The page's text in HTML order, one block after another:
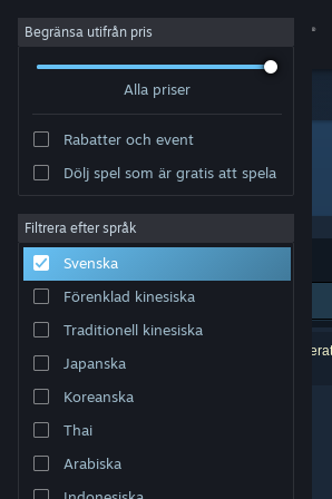
Logga in
Om
Support
Byt språk
Skaffa Steams mobilapp
Se skrivbordswebbplats
Begränsa utifrån pris
Alla priser
Rabatter och event
Dölj spel som är gratis att spela
Filtrera efter språk
Svenska
Förenklad kinesiska
Traditionell kinesiska
Japanska
Koreanska
Thai
Arabiska
Utvecklare: Monstronauts Inc.
Sortera efter Relevans
0 träffar matchade din sökning. 1 titel har
dina preferenser.